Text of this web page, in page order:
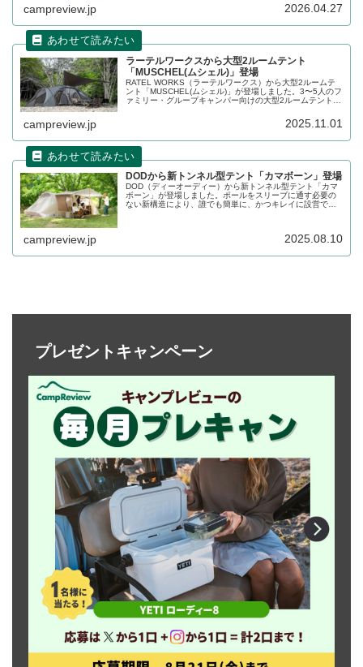
campreview.jp 2026.04.27
ラーテルワークスから大型2ルームテント
「MUSCHEL(ムシェル)」登場
RATEL WORKS（ラーテルワークス）から大型2ルームテ
ント「MUSCHEL(ムシェル)」が登場しました。3〜5人のフ
ァミリー・グループキャンパー向けの大型2ルームテント
ることでリビング空間を大空間へ拡張できます。詳細をレ
campreview.jp 2025.11.01
DODから新トンネル型テント「カマボーン」登場
DOD（ディーオーディー）から新トンネル型テント「カマ
ボーン」が登場しました。ポールをスリーブに通す必要の
ない新構造により、誰でも簡単に、かつキレイに設営でき
campreview.jp 2025.08.10
プレゼントキャンペーン